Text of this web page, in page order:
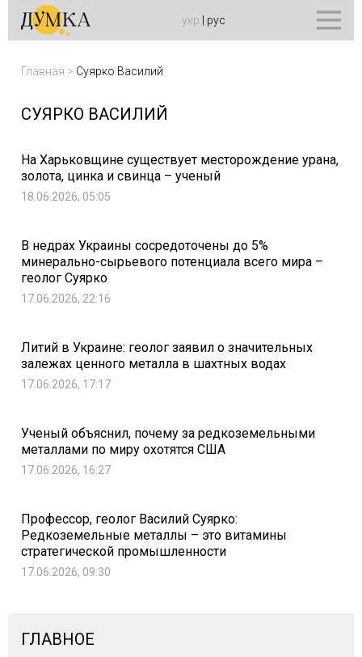
укр рус
Главная > Суярко Василий
СУЯРКО ВАСИЛИЙ
На Харьковщине существует месторождение урана,
золота, цинка и свинца – ученый
18.06.2026, 05:05
В недрах Украины сосредоточены до 5%
минерально-сырьевого потенциала всего мира –
геолог Суярко
17.06.2026, 22:16
Литий в Украине: геолог заявил о значительных
залежах ценного металла в шахтных водах
17.06.2026, 17:17
Ученый объяснил, почему за редкоземельными
металлами по миру охотятся США
17.06.2026, 16:27
Профессор, геолог Василий Суярко:
Редкоземельные металлы – это витамины
стратегической промышленности
17.06.2026, 09:30
ГЛАВНОЕ